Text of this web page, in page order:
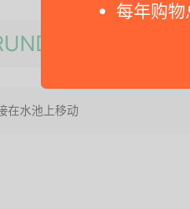
每年购
沥
在水池上移动